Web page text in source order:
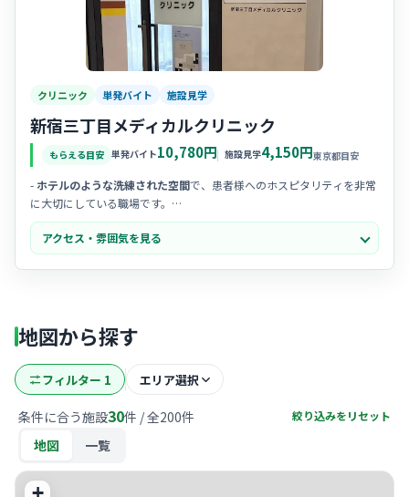
クリニック 単発バイト 施設見学
新宿三丁目メディカルクリニック
もらえる目安 単発バイト10,780円 施設見学4,150円東京都目安
- ホテルのような洗練された空間で、患者様へのホスピタリティを非常
に大切にしている職場です。
- 20代から30代のスタッフが中心となって、チームワークを重視しなが
ら明るく元気に活躍されています。
- 看護師が受付から施術まで一貫して担当することもあり、一人ひとり
アクセス・雰囲気を見る
地図から探す
フィルター 1 エリア選択
条件に合う施設30件 / 全200件 絞り込みをリセット
地図 一覧